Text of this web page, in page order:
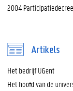
2004
Artikels
Het bedrijf UGent
Het hoofd van de